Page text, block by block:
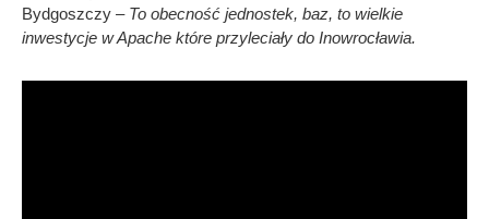
Bydgoszczy – To obecność jednostek, baz, to wielkie
inwestycje w Apache które przyleciały do Inowrocławia.